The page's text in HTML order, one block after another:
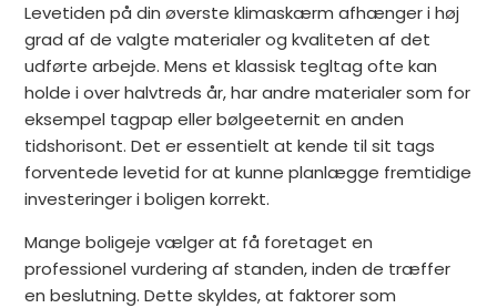
Levetiden på din øverste klimaskærm afhænger i høj
grad af de valgte materialer og kvaliteten af det
udførte arbejde. Mens et klassisk tegltag ofte kan
holde i over halvtreds år, har andre materialer som for
eksempel tagpap eller bølgeeternit en anden
tidshorisont. Det er essentielt at kende til sit tags
forventede levetid for at kunne planlægge fremtidige
investeringer i boligen korrekt.
Mange boligeje vælger at få foretaget en
professionel vurdering af standen, inden de træffer
en beslutning. Dette skyldes, at faktorer som